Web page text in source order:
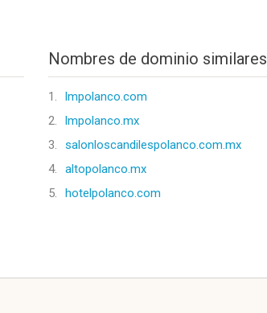
Nombres de dominio similares
1.
lmpolanco.com
2.
lmpolanco.mx
3.
salonloscandilespolanco.com.mx
4.
altopolanco.mx
5.
hotelpolanco.com